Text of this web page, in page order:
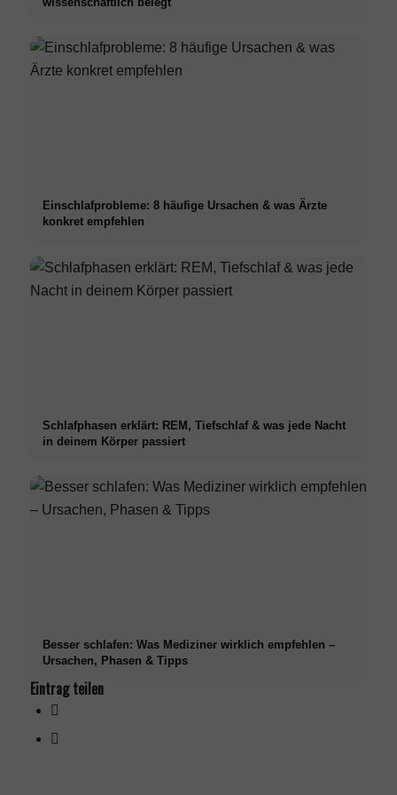
Einschlafprobleme: 8 häufige Ursachen & was Ärzte
konkret empfehlen
Schlafphasen erklärt: REM, Tiefschlaf & was jede Nacht
in deinem Körper passiert
Besser schlafen: Was Mediziner wirklich empfehlen –
Ursachen, Phasen & Tipps
Eintrag teilen